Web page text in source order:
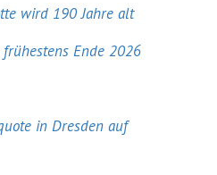
wird 190 Jahre alt
Ende 2026
in Dresden auf